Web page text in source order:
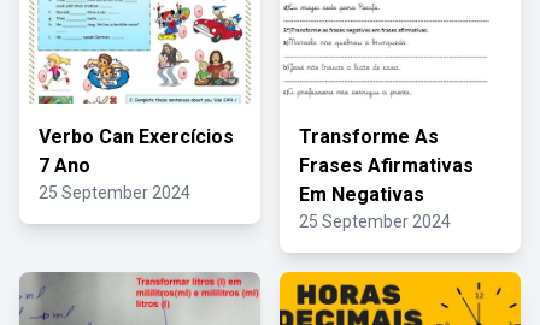
Verbo Can Exercícios
7 Ano
25 September 2024
Transforme As
Frases Afirmativas
Em Negativas
25 September 2024